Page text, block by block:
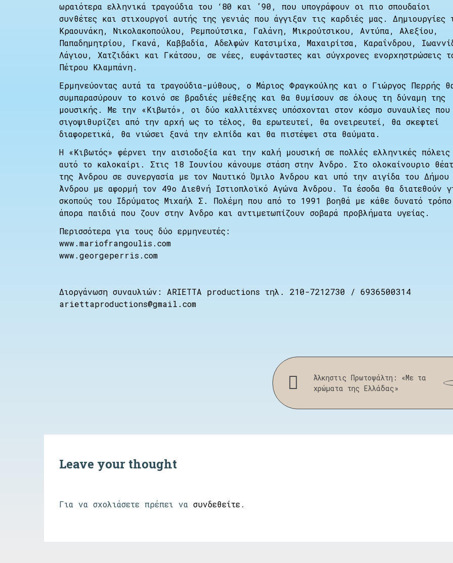
ωραιότερα ελληνικά τραγούδια του ‘80 και ’90, που υπογράφουν οι πιο σπουδαίοι
συνθέτες και στιχουργοί αυτής της γενιάς που άγγιξαν τις καρδιές μας. Δημιουργίες
Κραουνάκη, Νικολακοπούλου, Ρεμπούτσικα, Γαλάνη, Μικρούτσικου, Αντύπα, Αλεξίου,
Παπαδημητρίου, Γκανά, Καββαδία, Αδελφών Κατσιμίχα, Μαχαιρίτσα, Καραΐνδρου,
Λάγιου, Χατζιδάκι και Γκάτσου, σε νέες, ευφάνταστες και σύγχρονες ενορχηστρώσεις
Πέτρου Κλαμπάνη.
Ερμηνεύοντας αυτά τα τραγούδια-μύθους, ο Μάριος Φραγκούλης και ο Γιώργος Περρής
συμπαρασύρουν το κοινό σε βραδιές μέθεξης και θα θυμίσουν σε όλους τη δύναμη της
μουσικής. Με την «Κιβωτό», οι δύο καλλιτέχνες υπόσχονται στον κόσμο συναυλίες
σιγοψιθυρίζει από την αρχή ως το τέλος, θα ερωτευτεί, θα ονειρευτεί, θα σκεφτεί
διαφορετικά, θα νιώσει ξανά την ελπίδα και θα πιστέψει στα θαύματα.
Η «Κιβωτός» φέρνει την αισιοδοξία και την καλή μουσική σε πολλές ελληνικές πόλεις
αυτό το καλοκαίρι. Στις 18 Ιουνίου κάνουμε στάση στην Άνδρο. Στο ολοκαίνουριο
της Άνδρου σε συνεργασία με τον Ναυτικό Όμιλο Άνδρου και υπό την αιγίδα του Δήμου
Άνδρου με αφορμή τον 49ο Διεθνή Ιστιοπλοϊκό Αγώνα Άνδρου. Τα έσοδα θα διατεθούν
σκοπούς του Iδρύματος Μιχαήλ Σ. Πολέμη που από το 1991 βοηθά με κάθε δυνατό
άπορα παιδιά που ζουν στην Άνδρο και αντιμετωπίζουν σοβαρά προβλήματα υγείας.
Περισσότερα για τους δύο ερμηνευτές:
www.mariofrangoulis.com
www.georgeperris.com
Διοργάνωση συναυλιών: ΑRIETTA productions τηλ. 210-7212730 / 6936500314
ariettaproductions@gmail.com
Άλκηστις Πρωτοψάλτη: «Με τα
χρώματα της Ελλάδας»
Leave your thought
Για να σχολιάσετε πρέπει να συνδεθείτε.